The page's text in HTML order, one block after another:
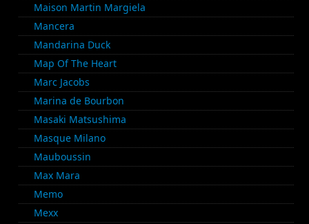
Maison Martin Margiela
Mancera
Mandarina Duck
Map Of The Heart
Marc Jacobs
Marina de Bourbon
Masaki Matsushima
Masque Milano
Mauboussin
Max Mara
Memo
Mexx